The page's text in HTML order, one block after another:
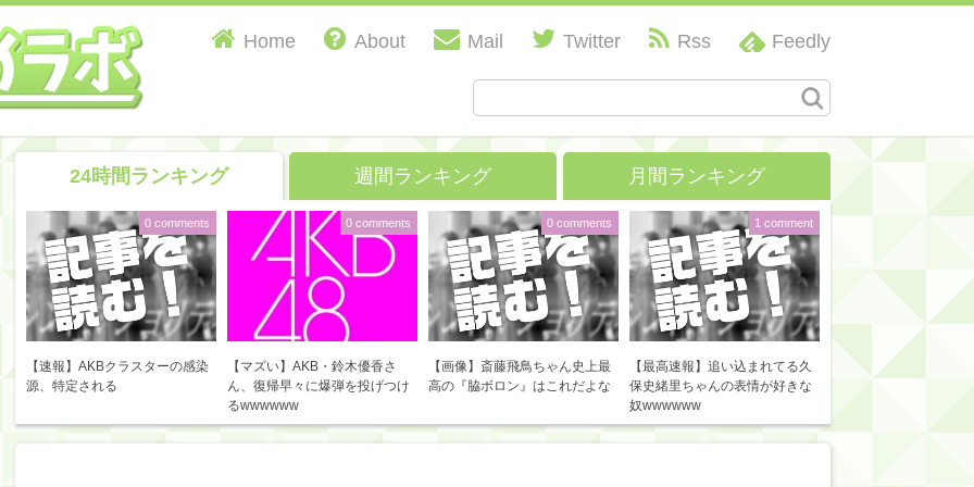
Home About Mail Twitter Rss Feedly
24時間ランキング 週間ランキング 月間ランキング
【速報】AKBクラスターの感染
源、特定される
0 comments
【マズい】AKB・鈴木優香さ
ん、復帰早々に爆弾を投げつけ
るwwwwww
0 comments
【画像】斎藤飛鳥ちゃん史上最
高の『脇ボロン』はこれだよな
0 comments
【最高速報】追い込まれてる久
保史緒里ちゃんの表情が好きな
奴wwwwww
1 comment